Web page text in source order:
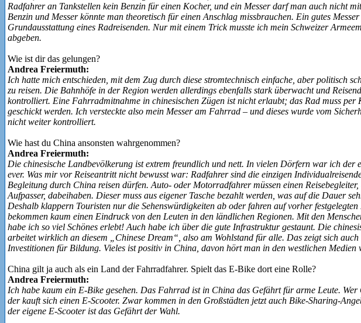
Radfahrer an Tankstellen kein Benzin für einen Kocher, und ein Messer darf man auch nicht
Benzin und Messer könnte man theoretisch für einen Anschlag missbrauchen. Ein gutes
Grundausstattung eines Radreisenden. Nur mit einem Trick musste ich mein Schweizer
abgeben.
Wie ist dir das gelungen?
Andrea Freiermuth:
Ich hatte mich entschieden, mit dem Zug durch diese stromtechnisch einfache, aber politisch
zu reisen. Die Bahnhöfe in der Region werden allerdings ebenfalls stark überwacht und
kontrolliert. Eine Fahrradmitnahme in chinesischen Zügen ist nicht erlaubt; das Rad muss per
geschickt werden. Ich versteckte also mein Messer am Fahrrad – und dieses wurde vom
nicht weiter kontrolliert.
Wie hast du China ansonsten wahrgenommen?
Andrea Freiermuth:
Die chinesische Landbevölkerung ist extrem freundlich und nett. In vielen Dörfern war ich der
ever. Was mir vor Reiseantritt nicht bewusst war: Radfahrer sind die einzigen
Begleitung durch China reisen dürfen. Auto- oder Motorradfahrer müssen einen
Aufpasser, dabeihaben. Dieser muss aus eigener Tasche bezahlt werden, was auf die Dauer
Deshalb klappern Touristen nur die Sehenswürdigkeiten ab oder fahren auf vorher festgelegten
bekommen kaum einen Eindruck von den Leuten in den ländlichen Regionen. Mit den
habe ich so viel Schönes erlebt! Auch habe ich über die gute Infrastruktur gestaunt. Die
arbeitet wirklich an diesem „Chinese Dream“, also am Wohlstand für alle. Das zeigt sich auch
Investitionen für Bildung. Vieles ist positiv in China, davon hört man in den westlichen Medien
China gilt ja auch als ein Land der Fahrradfahrer. Spielt das E‑Bike dort eine Rolle?
Andrea Freiermuth:
Ich habe kaum ein E‑Bike gesehen. Das Fahrrad ist in China das Gefährt für arme Leute. Wer
der kauft sich einen E‑Scooter. Zwar kommen in den Großstädten jetzt auch Bike-Sharing-
der eigene E‑Scooter ist das Gefährt der Wahl.